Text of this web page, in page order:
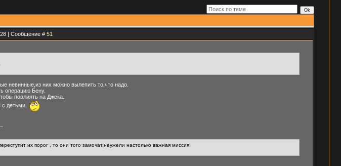
| Сообщение # 51
невинные,из них можно вылепить то,что надо.
операцию Бену.
повлиять на Джека.
детьми.
их порог , то они того замочат,неужели настолько важная миссия!